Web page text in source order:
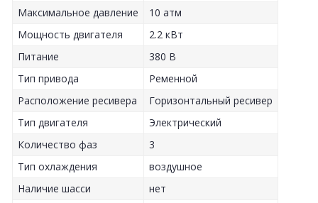
Максимальное давление
10 атм
Мощность двигателя
2.2 кВт
Питание
380 В
Тип привода
Ременной
Расположение ресивера
Горизонтальный ресивер
Тип двигателя
Электрический
Количество фаз
3
Тип охлаждения
воздушное
Наличие шасси
нет